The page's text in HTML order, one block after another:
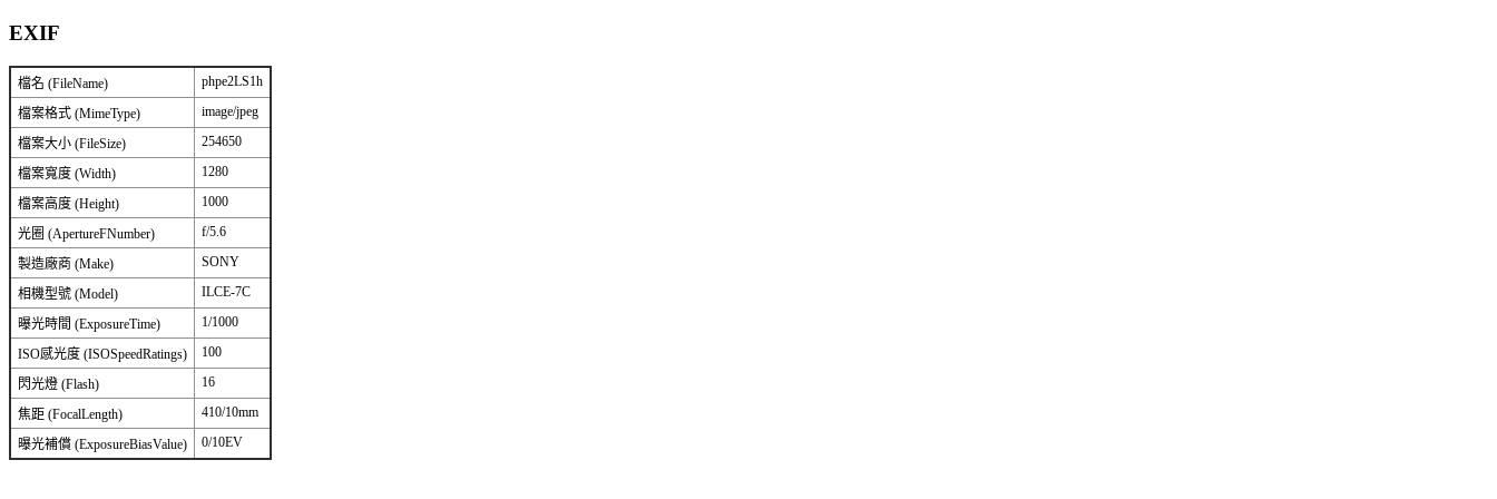
EXIF
檔名 (FileName) phpe2LS1h
檔案格式 (MimeType) image/jpeg
檔案大小 (FileSize) 254650
檔案寬度 (Width) 1280
檔案高度 (Height) 1000
光圈 (ApertureFNumber) f/5.6
製造廠商 (Make) SONY
相機型號 (Model) ILCE-7C
曝光時間 (ExposureTime) 1/1000
ISO感光度 (ISOSpeedRatings) 100
閃光燈 (Flash) 16
焦距 (FocalLength) 410/10mm
曝光補償 (ExposureBiasValue) 0/10EV